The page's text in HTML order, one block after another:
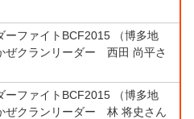
ーファイトBCF2015 （博多地
ぜクランリーダー 西田 尚平さ
ーファイトBCF2015 （博多地
ぜクランリーダー 林 将史さん